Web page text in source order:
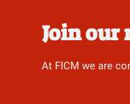
Join our
At FICM we are